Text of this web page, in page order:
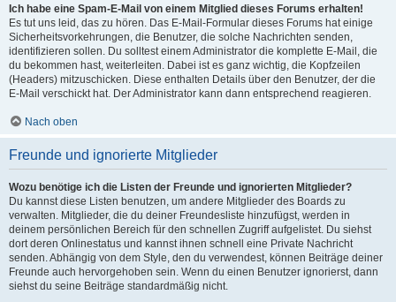
Ich habe eine Spam-E-Mail von einem Mitglied dieses Forums erhalten!
Es tut uns leid, das zu hören. Das E-Mail-Formular dieses Forums hat einige
Sicherheitsvorkehrungen, die Benutzer, die solche Nachrichten senden,
identifizieren sollen. Du solltest einem Administrator die komplette E-Mail, die
du bekommen hast, weiterleiten. Dabei ist es ganz wichtig, die Kopfzeilen
(Headers) mitzuschicken. Diese enthalten Details über den Benutzer, der die
E-Mail verschickt hat. Der Administrator kann dann entsprechend reagieren.
Nach oben
Freunde und ignorierte Mitglieder
Wozu benötige ich die Listen der Freunde und ignorierten Mitglieder?
Du kannst diese Listen benutzen, um andere Mitglieder des Boards zu
verwalten. Mitglieder, die du deiner Freundesliste hinzufügst, werden in
deinem persönlichen Bereich für den schnellen Zugriff aufgelistet. Du siehst
dort deren Onlinestatus und kannst ihnen schnell eine Private Nachricht
senden. Abhängig von dem Style, den du verwendest, können Beiträge deiner
Freunde auch hervorgehoben sein. Wenn du einen Benutzer ignorierst, dann
siehst du seine Beiträge standardmäßig nicht.